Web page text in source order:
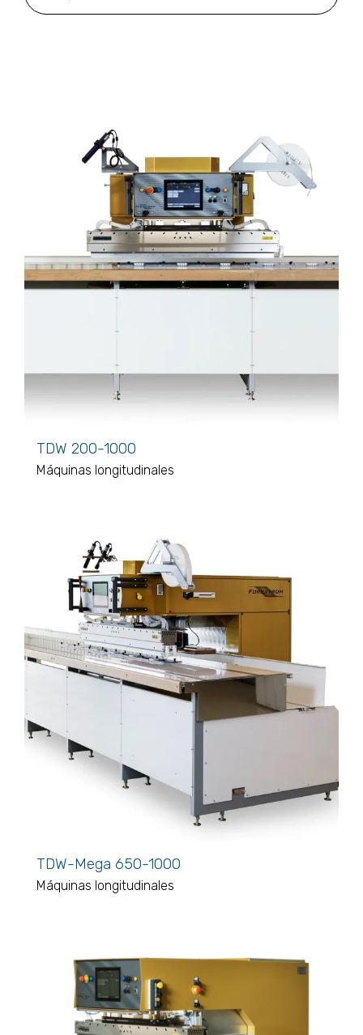
TDW 200-1000
Máquinas longitudinales
TDW-Mega 650-1000
Máquinas longitudinales